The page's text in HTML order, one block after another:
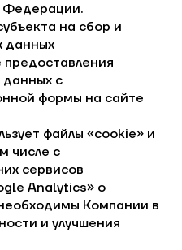
Федерации.
на сбор и
данных
предоставления
данных с
формы на сайте
файлы «cookie» и
числе с
сервисов
Analytics» о
Компании в
и улучшения